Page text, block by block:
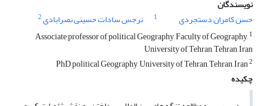
نویسندگان
حسن کامران دستجردی
1 نرجس سادات حسینی نصرابادی2
1
Associate professor of political Geography, Faculty of Geography,
University of Tehran, Tehran, Iran
2
چکیده